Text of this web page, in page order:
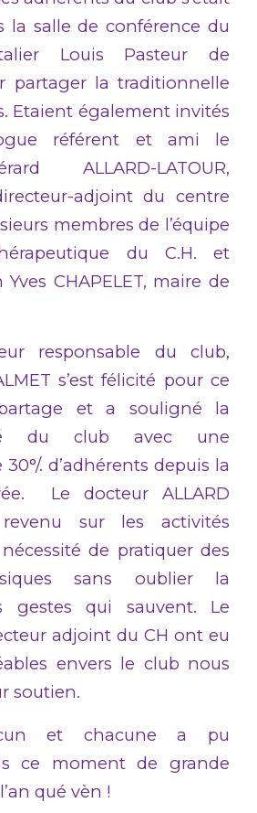
la salle de conférence du
Louis Pasteur de
partager la traditionnelle
Etaient également invités
référent et ami le
ALLARD-LATOUR,
adjoint du centre
membres de l’équipe
du C.H. et
CHAPELET, maire de
responsable du club,
s’est félicité pour ce
et a souligné la
du club avec une
. d’adhérents depuis la
Le docteur ALLARD
revenu sur les activités
de pratiquer des
sans oublier la
gestes qui sauvent. Le
adjoint du CH ont eu
envers le club nous
soutien.
et chacune a pu
ce moment de grande
qué vèn !